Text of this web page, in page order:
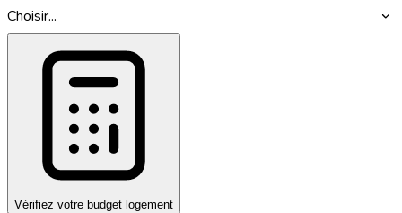
Choisir...
Vérifiez votre budget logement